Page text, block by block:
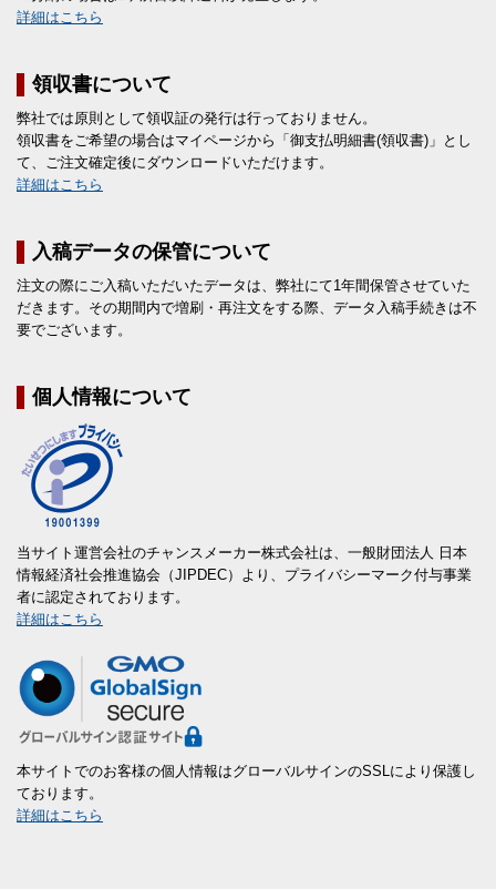
詳細はこちら
領収書について
弊社では原則として領収証の発行は行っておりません。
領収書をご希望の場合はマイページから「御支払明細書(領収書)」とし
て、ご注文確定後にダウンロードいただけます。
詳細はこちら
入稿データの保管について
注文の際にご入稿いただいたデータは、弊社にて1年間保管させていた
だきます。その期間内で増刷・再注文をする際、データ入稿手続きは不
要でございます。
個人情報について
当サイト運営会社のチャンスメーカー株式会社は、一般財団法人 日本
情報経済社会推進協会（JIPDEC）より、プライバシーマーク付与事業
者に認定されております。
詳細はこちら
本サイトでのお客様の個人情報はグローバルサインのSSLにより保護し
ております。
詳細はこちら